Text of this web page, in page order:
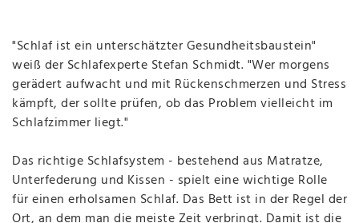
"Schlaf ist ein unterschätzter Gesundheitsbaustein"
weiß der Schlafexperte Stefan Schmidt. "Wer morgens
gerädert aufwacht und mit Rückenschmerzen und Stress
kämpft, der sollte prüfen, ob das Problem vielleicht im
Schlafzimmer liegt."
Das richtige Schlafsystem - bestehend aus Matratze,
Unterfederung und Kissen - spielt eine wichtige Rolle
für einen erholsamen Schlaf. Das Bett ist in der Regel der